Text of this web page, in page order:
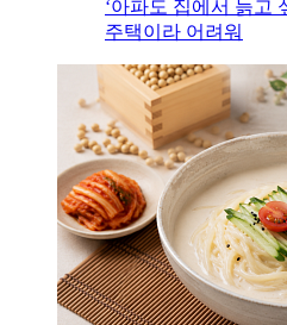
‘아파도 집에서 늙고
주택이라 어려워